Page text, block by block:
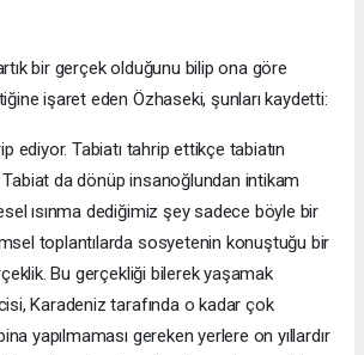
bir gerçek olduğunu bilip ona göre
işaret eden Özhaseki, şunları kaydetti:
ediyor. Tabiatı tahrip ettikçe tabiatın
da dönüp insanoğlundan intikam
ısınma dediğimiz şey sadece böyle bir
toplantılarda sosyetenin konuştuğu bir
Bu gerçekliği bilerek yaşamak
Karadeniz tarafında o kadar çok
yapılmaması gereken yerlere on yıllardır